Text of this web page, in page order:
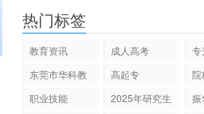
热门标签
教育资讯 成人高考
专
东莞市华科教
高起专
院
职业技能
2025年研究生
振